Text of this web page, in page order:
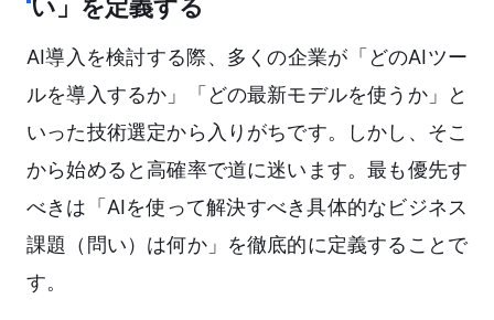
い」を定義する
AI導入を検討する際、多くの企業が「どのAIツー
ルを導入するか」「どの最新モデルを使うか」と
いった技術選定から入りがちです。しかし、そこ
から始めると高確率で道に迷います。最も優先す
べきは「AIを使って解決すべき具体的なビジネス
課題（問い）は何か」を徹底的に定義することで
す。